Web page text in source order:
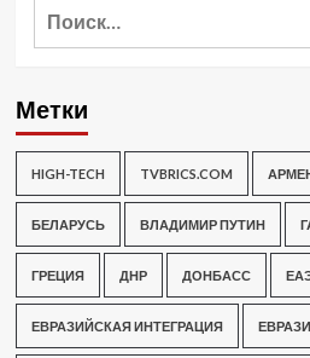
Метки
HIGH-TECH TVBRICS.COM
БЕЛАРУСЬ ВЛАДИМИР ПУТИН
ГРЕЦИЯ ДНР ДОНБАСС
ЕВРАЗИЙСКАЯ ИНТЕГРАЦИЯ